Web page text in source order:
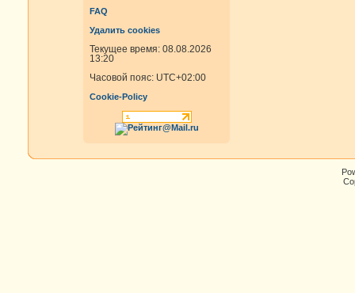
FAQ
Удалить cookies
Текущее время: 08.08.2026
13:20
Часовой пояс: UTC+02:00
Cookie-Policy